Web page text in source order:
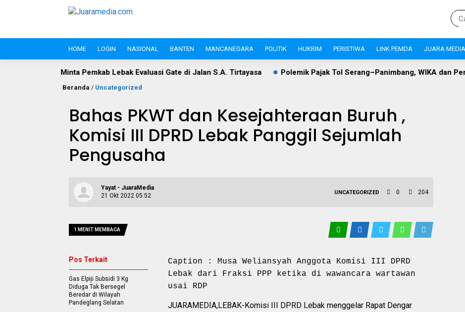
HOME LOGIN NASIONAL BANTEN MANCANEGARA POLITIK HUKRIM PERISTIWA LINK PEMDA JUARA
Pemkab Lebak Evaluasi Gate di Jalan S.A. Tirtayasa Polemik Pajak Tol Serang–Panimbang, WIKA dan Pemkab Lebak Capai
Beranda / Uncategorized
Bahas PKWT dan Kesejahteraan Buruh ,
Komisi III DPRD Lebak Panggil Sejumlah
Pengusaha
Yayat - JuaraMedia
21 Okt 2022 05:52
UNCATEGORIZED 0 204
1 MENIT MEMBACA
Caption : Musa Weliansyah Anggota Komisi III DPRD
Lebak dari Fraksi PPP ketika di wawancara wartawan
usai RDP
JUARAMEDIA,LEBAK-Komisi III DPRD Lebak menggelar Rapat Dengar
Pos Terkait
Gas Elpiji Subsidi 3 Kg
Diduga Tak Bersegel
Beredar di Wilayah
Pandeglang Selatan